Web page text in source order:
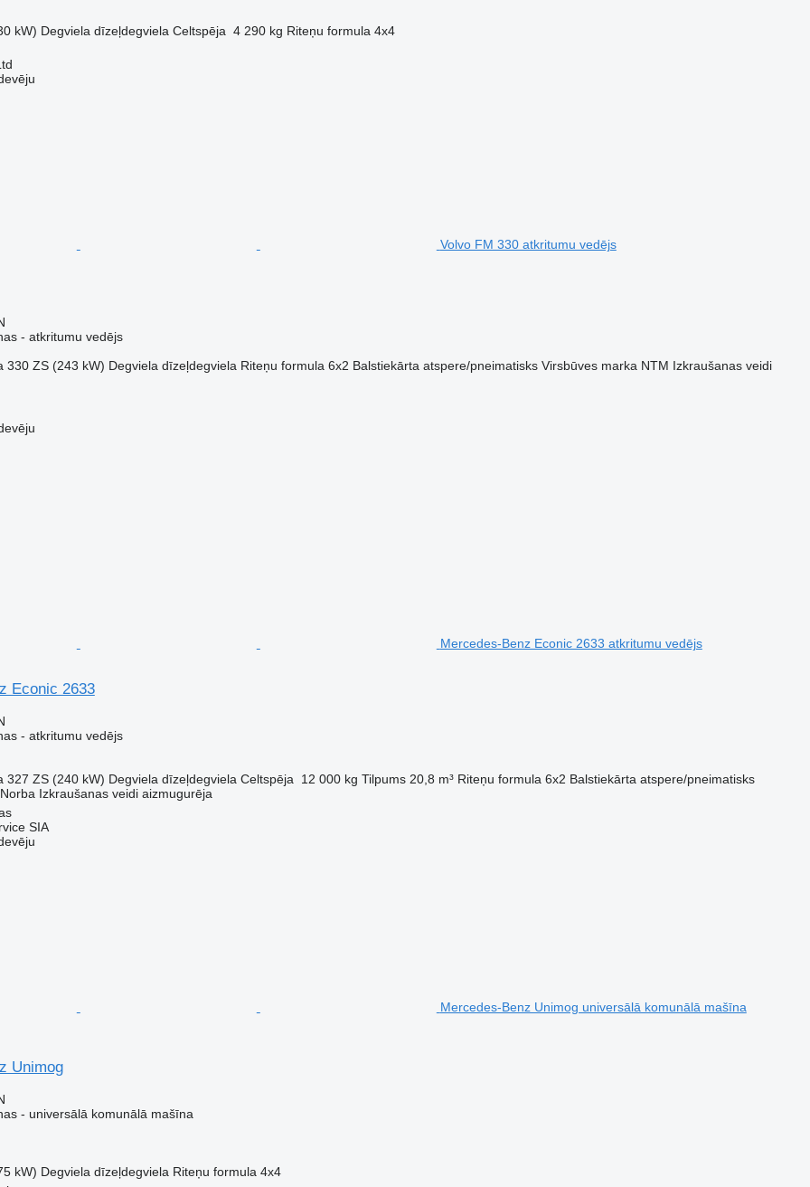
kW) Degviela dīzeļdegviela Celtspēja 4 290 kg Riteņu formula 4x4
Volvo FM 330 atkritumu vedējs
- atkritumu vedējs
330 ZS (243 kW) Degviela dīzeļdegviela Riteņu formula 6x2 Balstiekārta atspere/pneimatisks Virsbūves marka NTM Izkraušanas veidi
Mercedes-Benz Econic 2633 atkritumu vedējs
Econic 2633
- atkritumu vedējs
327 ZS (240 kW) Degviela dīzeļdegviela Celtspēja 12 000 kg Tilpums 20,8 m³ Riteņu formula 6x2 Balstiekārta atspere/pneimatisks
Norba Izkraušanas veidi aizmugurēja
SIA
Mercedes-Benz Unimog universālā komunālā mašīna
Unimog
- universālā komunālā mašīna
kW) Degviela dīzeļdegviela Riteņu formula 4x4